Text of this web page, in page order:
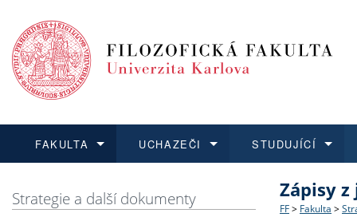
FAKULTA
Struktura
UCHAZEČI
Co
STUDUJÍCÍ
O vědě a
Aktuální
Strategie a další dokumenty Zápisy
FF > Fakulta >